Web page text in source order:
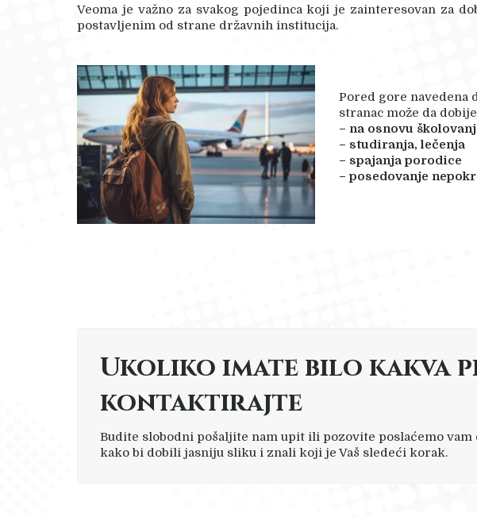
Veoma je važno za svakog pojedinca koji je zainteresovan za
postavljenim od strane državnih institucija.
Pored gore navedena
stranac može da
– na osnovu
– studiranja, lečenja
– spajanja porodice
– posedovanje
Ukoliko imate bilo kakva
kontaktirajte
Budite slobodni pošaljite nam upit ili pozovite poslaćemo
kako bi dobili jasniju sliku i znali koji je Vaš sledeći korak.